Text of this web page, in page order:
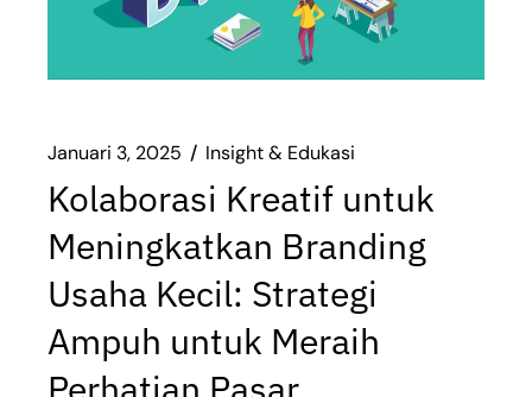
Januari 3, 2025 Insight & Edukasi
Kolaborasi Kreatif untuk
Meningkatkan Branding
Usaha Kecil: Strategi
Ampuh untuk Meraih